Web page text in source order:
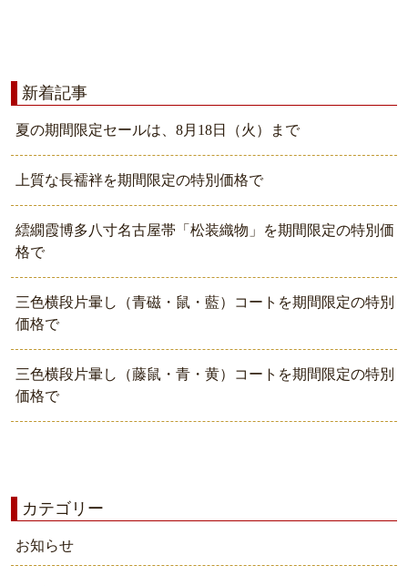
新着記事
夏の期間限定セールは、8月18日（火）まで
上質な長襦袢を期間限定の特別価格で
繧繝霞博多八寸名古屋帯「松装織物」を期間限定の特別価
格で
三色横段片暈し（青磁・鼠・藍）コートを期間限定の特別
価格で
三色横段片暈し（藤鼠・青・黄）コートを期間限定の特別
価格で
カテゴリー
お知らせ